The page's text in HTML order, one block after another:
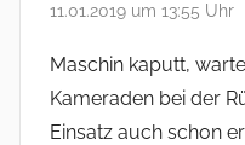
11.01.2019 um 13:55 Uhr
Maschin kaputt,
Kameraden bei der
Einsatz auch schon